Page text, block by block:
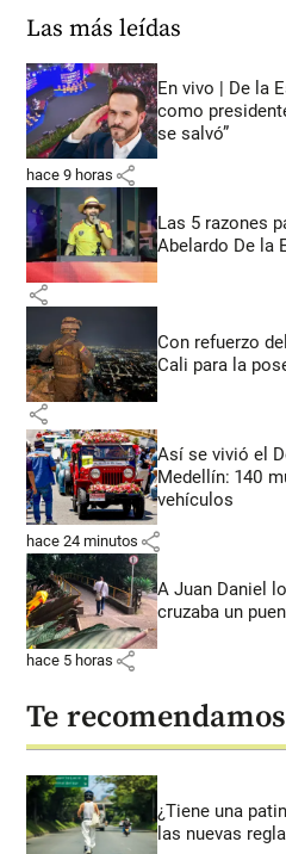
Las más leídas
En vivo | De la
como
se salvó”
hace 9 horas share
Las 5 razones
Abelardo De la
share
Con refuerzo
Cali para la
share
Así se vivió el
Medellín: 140
vehículos
hace 24 minutos share
A Juan Daniel
cruzaba un
hace 5 horas share
Te recomendamos
¿Tiene una
las nuevas